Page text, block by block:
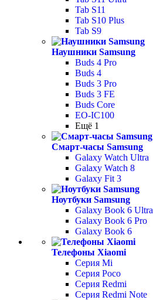
Tab S11
Tab S10 Plus
Tab S9
Наушники Samsung
Buds 4 Pro
Buds 4
Buds 3 Pro
Buds 3 FE
Buds Core
EO-IC100
Ещё 1
Смарт-часы Samsung
Galaxy Watch Ultra
Galaxy Watch 8
Galaxy Fit 3
Ноутбуки Samsung
Galaxy Book 6 Ultra
Galaxy Book 6 Pro
Galaxy Book 6
Телефоны Xiaomi
Серия Mi
Серия Poco
Серия Redmi
Серия Redmi Note